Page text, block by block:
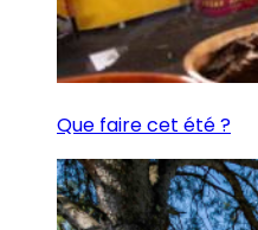
Que faire cet été ?